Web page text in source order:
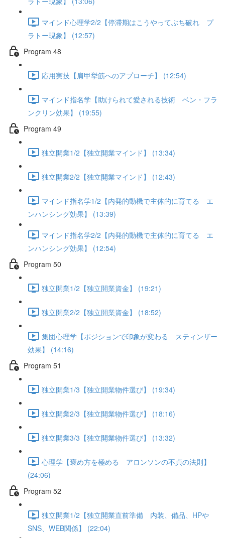
マインド心理学2/2【停滞期はこうやってぶち破れ プ
ラトー現象】 (12:57)
Program 48
応用実技【肩甲挙筋へのアプローチ】 (12:54)
マインド指名学【助けられて愛される技術 ベン・フラ
ンクリン効果】 (19:55)
Program 49
独立開業1/2【独立開業マインド】 (13:34)
独立開業2/2【独立開業マインド】 (12:43)
マインド指名学1/2【内発的動機で主体的に育てる エ
ンハンシング効果】 (13:39)
マインド指名学2/2【内発的動機で主体的に育てる エ
ンハンシング効果】 (12:54)
Program 50
独立開業1/2【独立開業資金】 (19:21)
独立開業2/2【独立開業資金】 (18:52)
集団心理学【ポジションで印象が変わる スティンザー
効果】 (14:16)
Program 51
独立開業1/3【独立開業物件選び】 (19:34)
独立開業2/3【独立開業物件選び】 (18:16)
独立開業3/3【独立開業物件選び】 (13:32)
心理学【褒め方を極める アロンソンの不貞の法則】
(24:06)
Program 52
独立開業1/2【独立開業直前準備 内装、備品、HPや
SNS、WEB関係】 (22:04)